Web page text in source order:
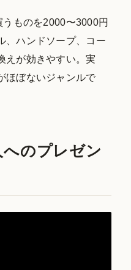
ものを2000〜3000円
、ハンドソープ、コー
えが効きやすい。実
ほぼないジャンルで
のプレゼン